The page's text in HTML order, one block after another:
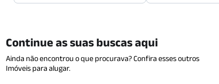
Continue as suas buscas aqui
Ainda não encontrou o que procurava? Confira esses outros
Imóveis para alugar.